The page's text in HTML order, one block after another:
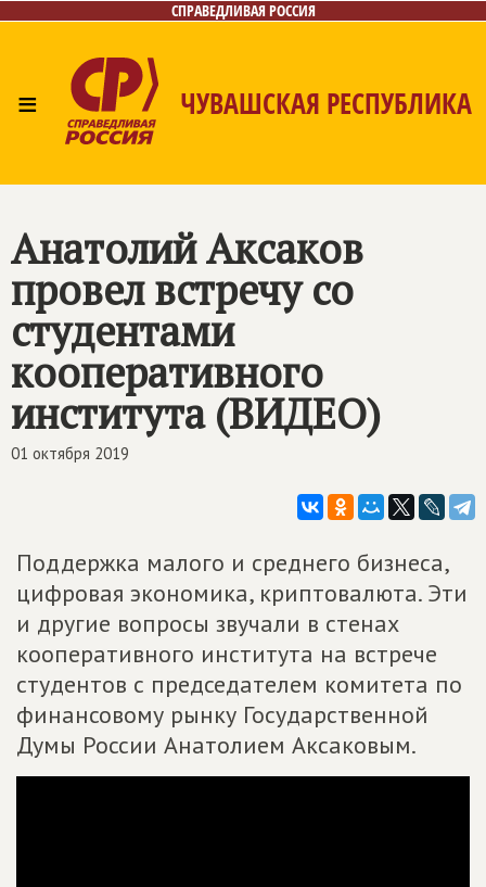
СПРАВЕДЛИВАЯ РОССИЯ
≡ ЧУВАШСКАЯ РЕСПУБЛИКА
Контакты
Анатолий Аксаков
провел встречу со
студентами
кооперативного
института (ВИДЕО)
01 октября 2019
Поддержка малого и среднего бизнеса,
цифровая экономика, криптовалюта. Эти
и другие вопросы звучали в стенах
кооперативного института на встрече
студентов с председателем комитета по
финансовому рынку Государственной
Думы России Анатолием Аксаковым.